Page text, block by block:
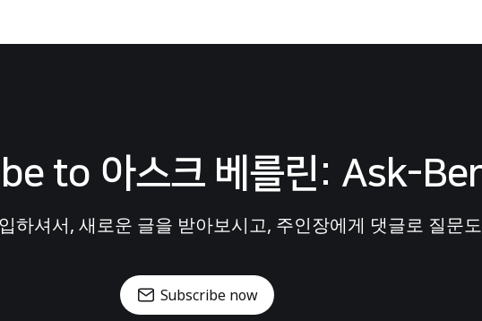
to 아스크 베를린: Ask-
하셔서, 새로운 글을 받아보시고, 주인장에게 댓글로 질문
Subscribe now